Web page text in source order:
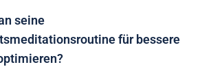
seine
für bessere